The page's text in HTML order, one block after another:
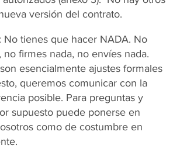
versión del contrato.
No tienes que hacer NADA. No
no firmes nada, no envíes nada.
esencialmente ajustes formales
queremos comunicar con la
posible. Para preguntas y
supuesto puede ponerse en
como de costumbre en